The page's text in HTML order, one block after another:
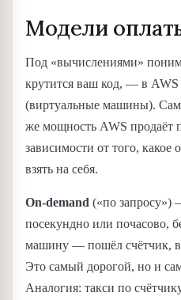
Модели
Под «вычислениями»
крутится ваш код, — в AWS
(виртуальные машины).
же мощность AWS продаёт
зависимости от того, какое
взять на себя.
On-demand («по запросу»)
посекундно или почасово,
машину — пошёл счётчик,
Это самый дорогой, но и
Аналогия: такси по